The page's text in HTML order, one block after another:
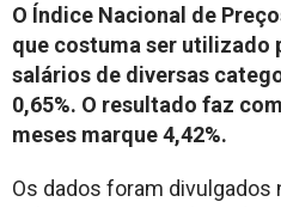
O Índice Nacional de
que costuma ser utilizado
salários de diversas
0,65%. O resultado faz
meses marque 4,42%.
Os dados foram